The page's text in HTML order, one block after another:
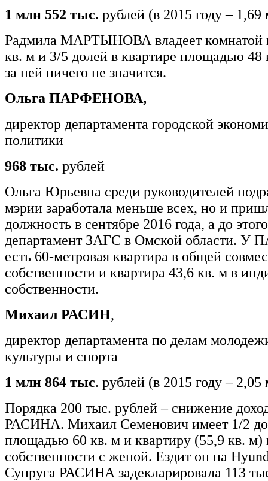
1 млн 552 тыс. рублей (в 2015 году –
Радмила МАРТЫНОВА владеет комнатой
кв. м и 3/5 долей в квартире площадью
за ней ничего не значится.
Ольга ПАРФЕНОВА,
директор департамента городской
политики
968 тыс. рублей
Ольга Юрьевна среди руководителей
мэрии заработала меньше всех, но и
должность в сентябре 2016 года, а до
департамент ЗАГС в Омской области.
есть 60-метровая квартира в общей
собственности и квартира 43,6 кв. м в
собственности.
Михаил РАСИН,
директор департамента по делам
культуры и спорта
1 млн 864 тыс. рублей (в 2015 году –
Порядка 200 тыс. рублей – снижение
РАСИНА. Михаил Семенович имеет 1/2
площадью 60 кв. м и квартиру (55,9 кв. м)
собственности с женой. Ездит он на
Супруга РАСИНА задекларировала 113